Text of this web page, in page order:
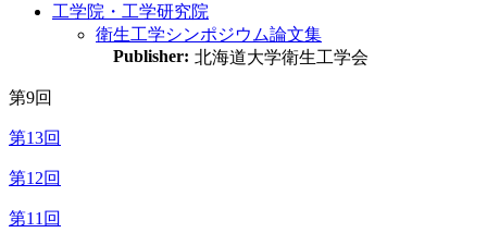
工学院・工学研究院
衛生工学シンポジウム論文集
Publisher: 北海道大学衛生工学会
第9回
第13回
第12回
第11回